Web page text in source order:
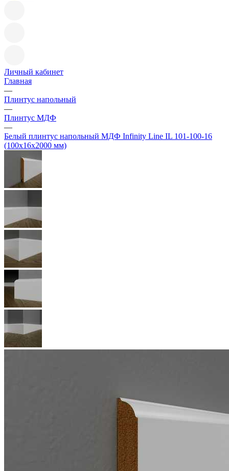
Личный кабинет
Главная
—
Плинтус напольный
—
Плинтус МДФ
—
Белый плинтус напольный МДФ Infinity Line IL 101-100-16
(100х16х2000 мм)